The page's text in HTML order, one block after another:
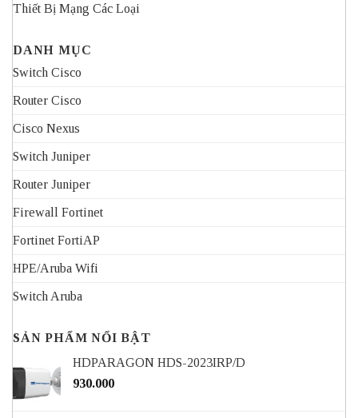
Thiết Bị Mạng Các Loại
DANH MỤC
Switch Cisco
Router Cisco
Cisco Nexus
Switch Juniper
Router Juniper
Firewall Fortinet
Fortinet FortiAP
HPE/Aruba Wifi
Switch Aruba
SẢN PHẨM NỔI BẬT
HDPARAGON HDS-2023IRP/D
930.000